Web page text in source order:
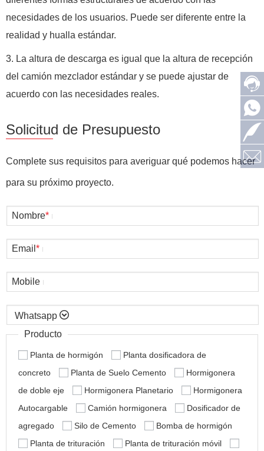
necesidades de los usuarios. Puede ser diferente entre la
realidad y hualla estándar.
3. La altura de descarga es igual que la altura de recepción
del camión mezclador estándar y se puede ajustar de
acuerdo con las necesidades reales.
Solicitud de Presupuesto
Complete sus requisitos para averiguar qué podemos hacer
para su próximo proyecto.
Nombre*
Email *
Mobile

Producto
Planta de hormigón
Planta dosificadora de
concreto
Planta de Suelo Cemento
Hormigonera
de doble eje
Hormigonera Planetario
Hormigonera
Autocargable
Camión hormigonera
Dosificador de
agregado
Silo de Cemento
Bomba de hormigón
Planta de trituración
Planta de trituración móvil